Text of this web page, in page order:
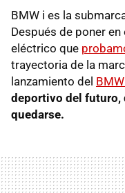
BMW i es la
Después de poner
eléctrico que
trayectoria de la
lanzamiento del
deportivo del futuro,
quedarse.